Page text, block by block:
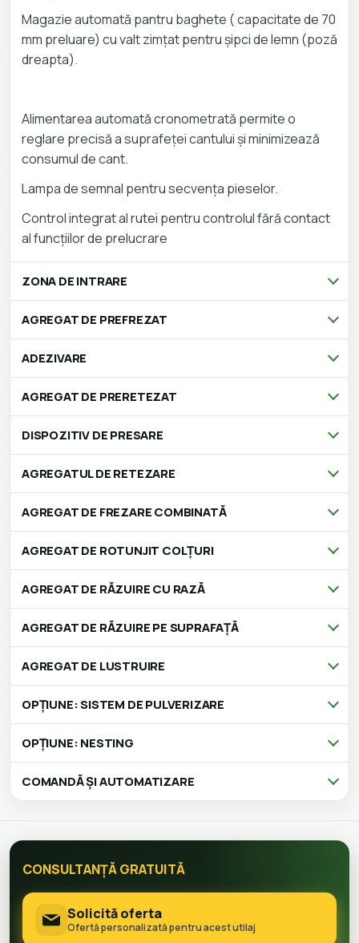
Magazie automată pantru baghete ( capacitate de 70
mm preluare) cu valt zimțat pentru șipci de lemn (poză
dreapta).
Alimentarea automată cronometrată permite o
reglare precisă a suprafeței cantului și minimizează
consumul de cant.
Lampa de semnal pentru secvența pieselor.
Control integrat al rutei pentru controlul fără contact
al funcțiilor de prelucrare
ZONA DE INTRARE
AGREGAT DE PREFREZAT
ADEZIVARE
AGREGAT DE PRERETEZAT
DISPOZITIV DE PRESARE
AGREGATUL DE RETEZARE
AGREGAT DE FREZARE COMBINATĂ
AGREGAT DE ROTUNJIT COLȚURI
AGREGAT DE RĂZUIRE CU RAZĂ
AGREGAT DE RĂZUIRE PE SUPRAFAȚĂ
AGREGAT DE LUSTRUIRE
OPȚIUNE: SISTEM DE PULVERIZARE
OPȚIUNE: NESTING
COMANDĂ ȘI AUTOMATIZARE
CONSULTANȚĂ GRATUITĂ
Solicită oferta
Ofertă personalizată pentru acest utilaj